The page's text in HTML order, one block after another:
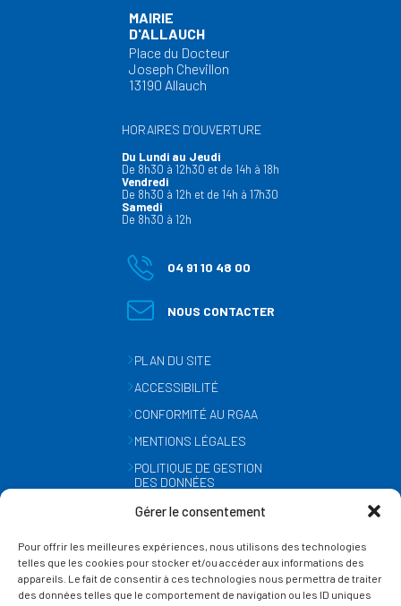
Gérer le consentement
Pour offrir les meilleures expériences, nous utilisons des technologies
telles que les cookies pour stocker et/ou accéder aux informations des
appareils. Le fait de consentir à ces technologies nous permettra de traiter
des données telles que le comportement de navigation ou les ID uniques
MAIRIE
D'ALLAUCH
Place du Docteur
Joseph Chevillon
13190 Allauch
HORAIRES D’OUVERTURE
Du Lundi au Jeudi
De 8h30 à 12h30 et de 14h à 18h
Vendredi
De 8h30 à 12h et de 14h à 17h30
Samedi
De 8h30 à 12h
04 91 10 48 00
NOUS CONTACTER
PLAN DU SITE
ACCESSIBILITÉ
CONFORMITÉ AU RGAA
MENTIONS LÉGALES
POLITIQUE DE GESTION
DES DONNÉES
GESTION DES COOKIES